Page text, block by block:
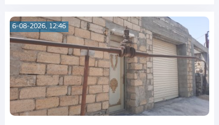
6-08-2026, 12:46